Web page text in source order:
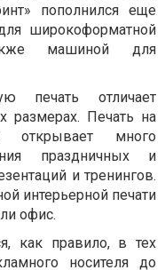
пополнился еще
широкоформатной
машиной для
печать отличает
размерах. Печать на
открывает много
праздничных и
и тренингов.
интерьерной печати
офис.
как правило, в тех
носителя до